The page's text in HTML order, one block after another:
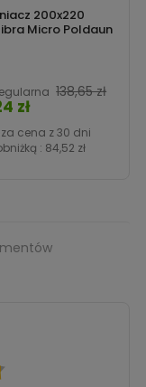
200x220
Micro Poldaun
138,65 zł
zł
cena z 30 dni
: 84,52 zł